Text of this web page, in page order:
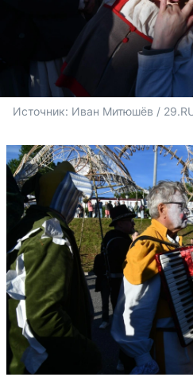
Источник: Иван Митюшёв /